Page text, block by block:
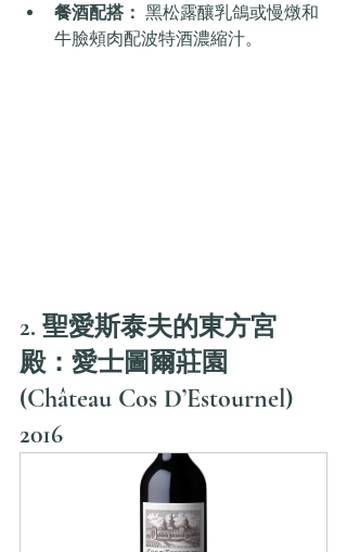
餐酒配搭： 黑松露釀乳鴿或慢燉和
牛臉頰肉配波特酒濃縮汁。
2. 聖愛斯泰夫的東方宮
殿：愛士圖爾莊園
(Château Cos D’Estournel)
2016